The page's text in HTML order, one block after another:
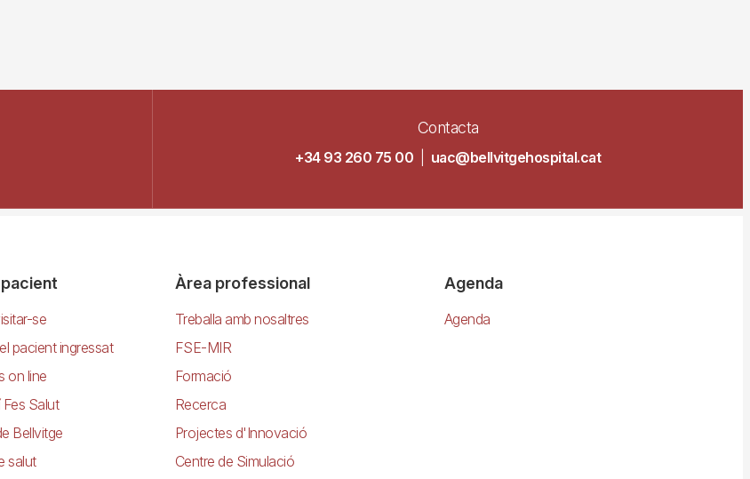
Contacta
+34 93 260 75 00 uac@bellvitgehospital.cat
se
pacient ingressat
on line
Fes Salut
Bellvitge
salut
Àrea professional
Treballa amb nosaltres
FSE-MIR
Formació
Recerca
Projectes d'Innovació
Centre de Simulació
Agenda
Agenda